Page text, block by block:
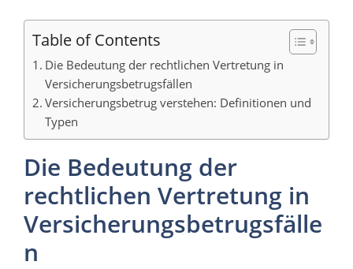
Table of Contents
Die Bedeutung der rechtlichen Vertretung in
Versicherungsbetrugsfällen
Versicherungsbetrug verstehen: Definitionen und
Typen
Die Bedeutung der
rechtlichen Vertretung in
Versicherungsbetrugsfälle
n